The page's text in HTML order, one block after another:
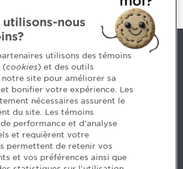
bureau 800, Montréal (Québec)
our team >
Order a part of your career? See
nous
utilisons des témoins
(cookies) et des outils
notre site pour améliorer sa
bonifier votre expérience. Les
nécessaires assurent le
du site. Les témoins
performance et d'analyse
et requièrent votre
permettent de retenir vos
et vos préférences ainsi que